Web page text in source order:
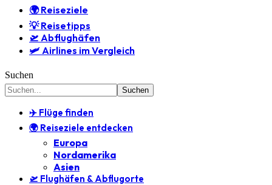
🌍 Reiseziele
💡 Reisetipps
🛫 Abflughäfen
🛩️ Airlines im Vergleich
Suchen
✈️ Flüge finden
🌍 Reiseziele entdecken
Europa
Nordamerika
Asien
🛫 Flughäfen & Abflugorte